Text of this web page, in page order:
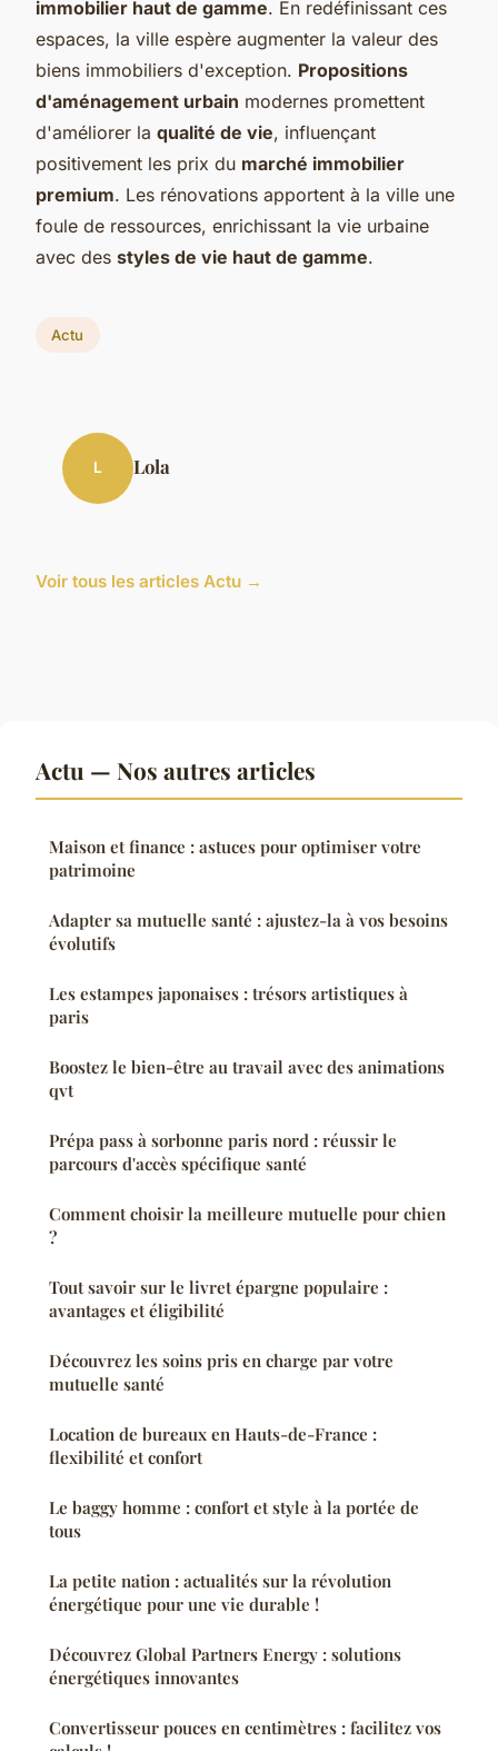
immobilier haut de gamme. En redéfinissant ces
espaces, la ville espère augmenter la valeur des
biens immobiliers d'exception. Propositions
d'aménagement urbain modernes promettent
d'améliorer la qualité de vie, influençant
positivement les prix du marché immobilier
premium. Les rénovations apportent à la ville une
foule de ressources, enrichissant la vie urbaine
avec des styles de vie haut de gamme.
Actu
L Lola
Voir tous les articles Actu →
Actu — Nos autres articles
Maison et finance : astuces pour optimiser votre
patrimoine
Adapter sa mutuelle santé : ajustez-la à vos besoins
évolutifs
Les estampes japonaises : trésors artistiques à
paris
Boostez le bien-être au travail avec des animations
qvt
Prépa pass à sorbonne paris nord : réussir le
parcours d'accès spécifique santé
Comment choisir la meilleure mutuelle pour chien
?
Tout savoir sur le livret épargne populaire :
avantages et éligibilité
Découvrez les soins pris en charge par votre
mutuelle santé
Location de bureaux en Hauts-de-France :
flexibilité et confort
Le baggy homme : confort et style à la portée de
tous
La petite nation : actualités sur la révolution
énergétique pour une vie durable !
Découvrez Global Partners Energy : solutions
énergétiques innovantes
Convertisseur pouces en centimètres : facilitez vos